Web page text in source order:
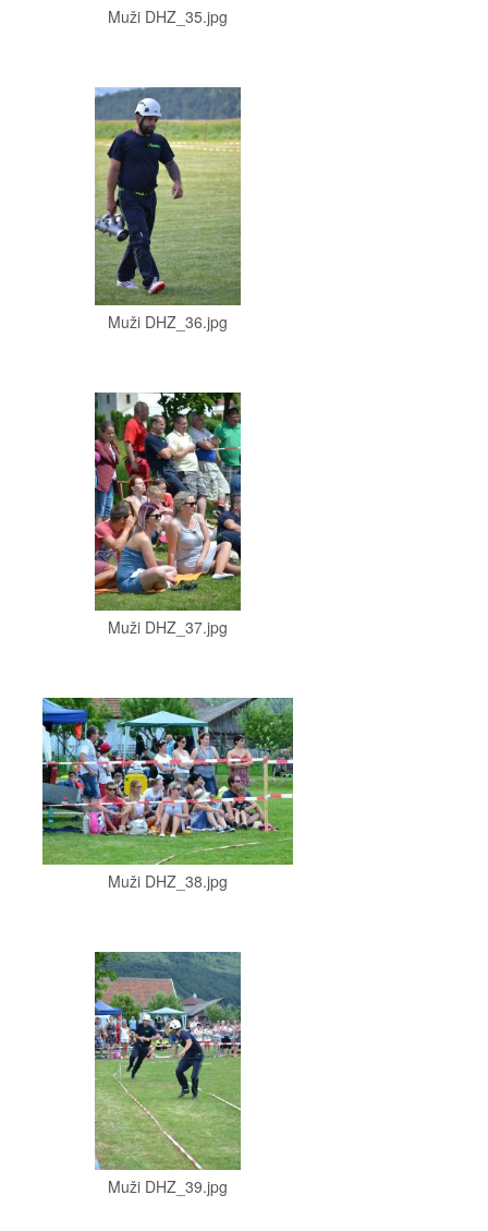
Muži DHZ_35.jpg
Muži DHZ_36.jpg
Muži DHZ_37.jpg
Muži DHZ_38.jpg
Muži DHZ_39.jpg